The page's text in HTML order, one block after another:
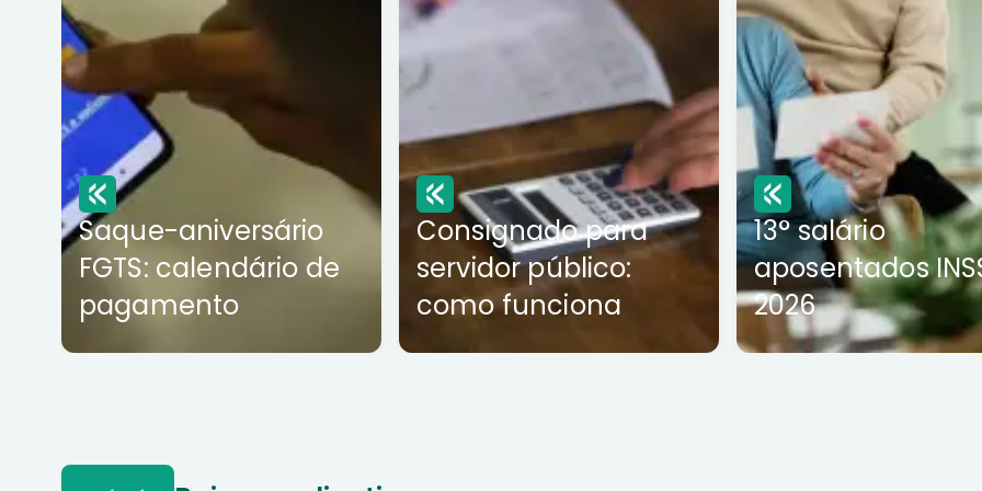
Saque-aniversário
FGTS: calendário de
pagamento
Consignado para
servidor público:
como funciona
13° salário
aposentados
2026